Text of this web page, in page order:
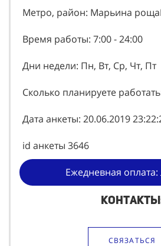
Метро, район: Марьина
Время работы: 7:00 - 24:00
Дни недели: Пн, Вт, Ср, Чт, Пт
Сколько планируете
Дата анкеты: 20.06.2019
id анкеты 3646
Ежедневная
СВЯЗАТЬСЯ